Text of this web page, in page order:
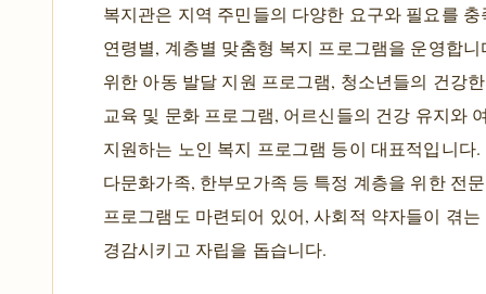
복지관은 지역 주민들의 다양한 요구와 필요를
연령별, 계층별 맞춤형 복지 프로그램을 운영합
위한 아동 발달 지원 프로그램, 청소년들의 건강
교육 및 문화 프로그램, 어르신들의 건강 유지와
지원하는 노인 복지 프로그램 등이 대표적입니다
다문화가족, 한부모가족 등 특정 계층을 위한 전
프로그램도 마련되어 있어, 사회적 약자들이 겪
경감시키고 자립을 돕습니다.